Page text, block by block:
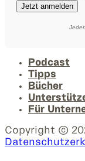
Jetzt anmelden
Podcast
Tipps
Bücher
Für
Copyright ©